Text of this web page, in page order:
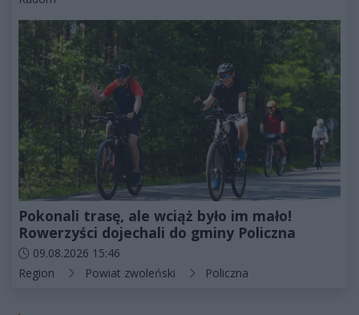
Pokonali trasę, ale wciąż było im mało!
Rowerzyści dojechali do gminy Policzna
Data dodania artykułu:
09.08.2026 15:46
Kategorie artykułu:
Region Powiat zwoleński Policzna